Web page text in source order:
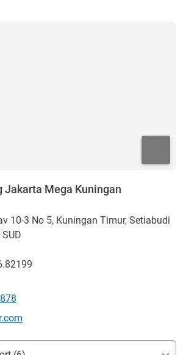
Jakarta Mega Kuningan
10-3 No 5, Kuningan Timur, Setiabudi